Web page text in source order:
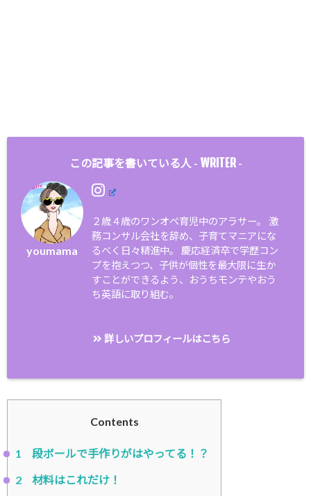
この記事を書いている人 - WRITER-
youmama
２歳４歳のワンオペ育児中のアラサー。 激
務コンサル会社を辞め、子育てマニアにな
るべく日々精進中。 慶応経済卒で学歴コン
プを抱えつつ、子供が個性を最大限に生か
すことができるよう、おうちモンテやおう
ち英語に取り組む。
詳しいプロフィールはこちら
Contents
1
段ボールで手作りがはやってる！？
2
材料はこれだけ！